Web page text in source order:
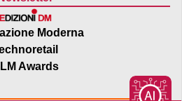
Moderna
Awards